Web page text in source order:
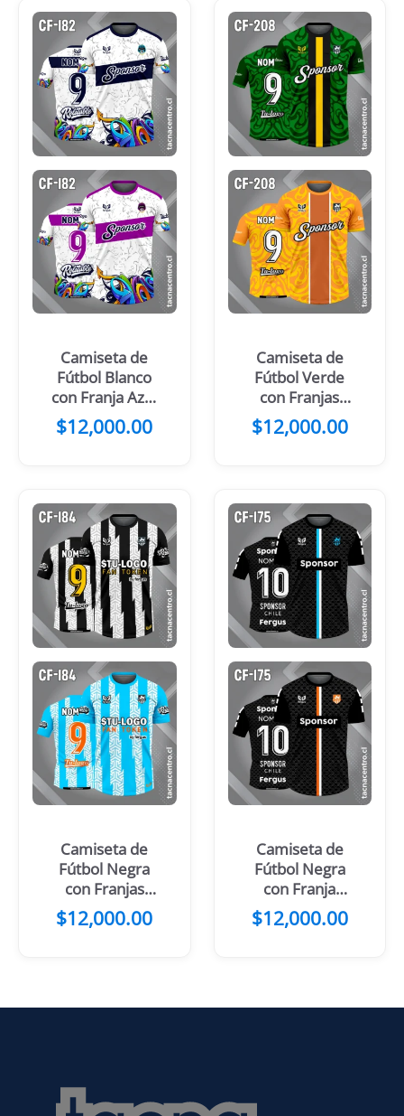
Camiseta de
Fútbol Blanco
con Franja Azul
noche Cruzada
en el Pecho
$12,000.00
Camiseta de
Fútbol Verde
con Franjas
Centrales
Negro Amarillo
$12,000.00
Camiseta de
Fútbol Negra
con Franjas
Blancas
$12,000.00
Camiseta de
Fútbol Negra
con Franja
Central Blanca
y Celeste
$12,000.00